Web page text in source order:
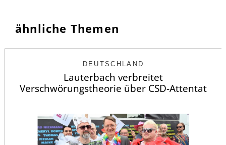
ähnliche Themen
DEUTSCHLAND
Lauterbach verbreitet
Verschwörungstheorie über CSD-Attentat